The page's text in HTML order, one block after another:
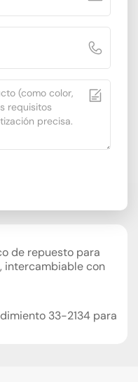
de repuesto para
intercambiable con
33-2134 para